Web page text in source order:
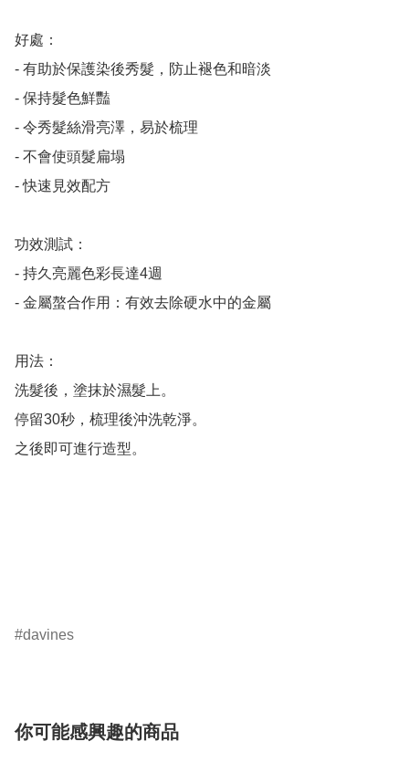
好處：
- 有助於保護染後秀髮，防止褪色和暗淡
- 保持髮色鮮豔
- 令秀髮絲滑亮澤，易於梳理
- 不會使頭髮扁塌
- 快速見效配方
功效測試：
- 持久亮麗色彩長達4週
- 金屬螯合作用：有效去除硬水中的金屬
用法：
洗髮後，塗抹於濕髮上。
停留30秒，梳理後沖洗乾淨。
之後即可進行造型。
davines
你可能感興趣的商品